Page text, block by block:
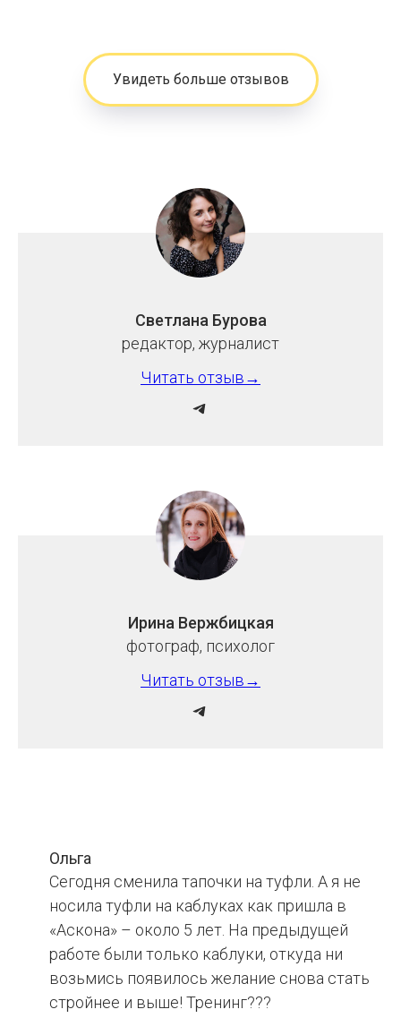
Увидеть больше отзывов
Светлана Бурова
редактор, журналист
Читать отзыв→
Ирина Вержбицкая
фотограф, психолог
Читать отзыв→
Ольга
Сегодня сменила тапочки на туфли. А я не
носила туфли на каблуках как пришла в
«Аскона» – около 5 лет. На предыдущей
работе были только каблуки, откуда ни
возьмись появилось желание снова стать
стройнее и выше! Тренинг???